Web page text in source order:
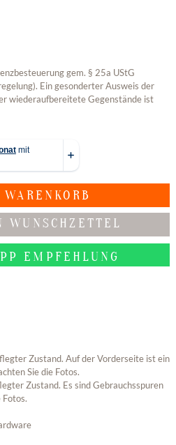
gem. § 25a UStG
Ein gesonderter Ausweis der
wiederaufbereitete Gegenstände ist
WARENKORB
WUNSCHZETTEL
EMPFEHLUNG
Zustand. Auf der Vorderseite ist ein
Sie die Fotos.
Zustand. Es sind Gebrauchsspuren